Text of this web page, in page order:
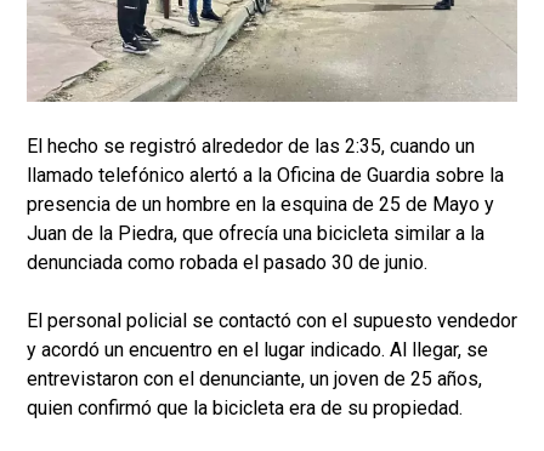
El hecho se registró alrededor de las 2:35, cuando un
llamado telefónico alertó a la Oficina de Guardia sobre la
presencia de un hombre en la esquina de 25 de Mayo y
Juan de la Piedra, que ofrecía una bicicleta similar a la
denunciada como robada el pasado 30 de junio.
El personal policial se contactó con el supuesto vendedor
y acordó un encuentro en el lugar indicado. Al llegar, se
entrevistaron con el denunciante, un joven de 25 años,
quien confirmó que la bicicleta era de su propiedad.